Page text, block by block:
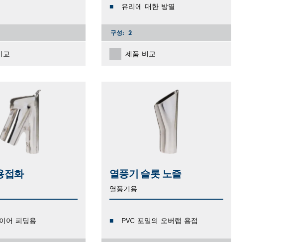
교
유리에 대한 방열
구성: 2
제품 비교
접화
어 피딩용
열풍기 슬롯 노즐
열풍기용
PVC 포일의 오버랩 용접